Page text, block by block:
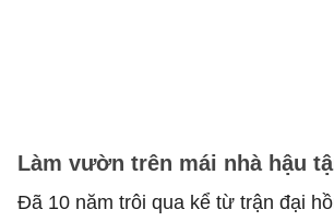
Làm vườn trên mái nhà hậu
Đã 10 năm trôi qua kể từ trận đại